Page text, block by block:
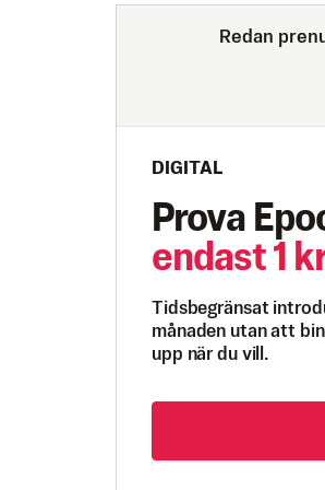
Redan
DIGITAL
Prova
endast 1
Tidsbegränsat
månaden utan att
upp när du vill.